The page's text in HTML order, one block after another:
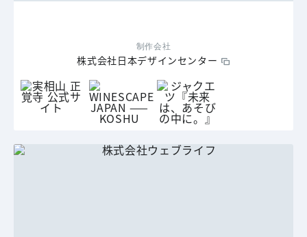
制作会社
株式会社日本デザインセンター